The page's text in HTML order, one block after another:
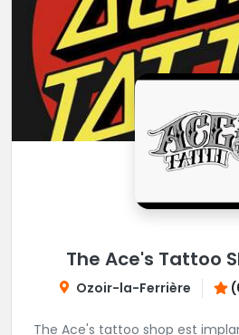
The Ace's Tattoo
Ozoir-la-Ferrière
The Ace's tattoo shop est